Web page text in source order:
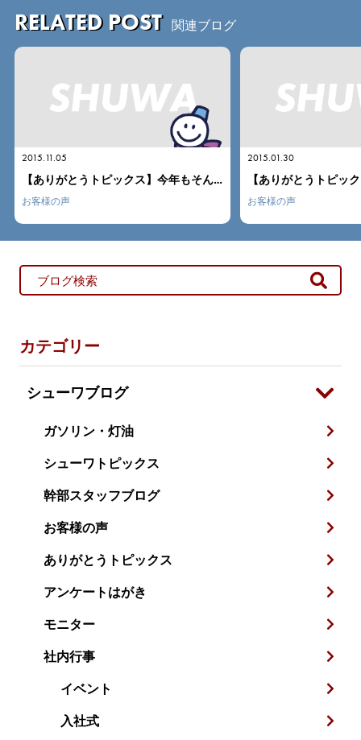
RELATED POST 関連ブログ
【ありがとうトピックス】今年もそんな季節が来たんだね 【ありがとうトピックス】毎年恒例がんこのカニが・・・
お客様の声
2015.01.16
お客様の声
カテゴリー
シューワブログ
ガソリン・灯油
シューワトピックス
幹部スタッフブログ
お客様の声
ありがとうトピックス
アンケートはがき
モニター
社内行事
イベント
入社式